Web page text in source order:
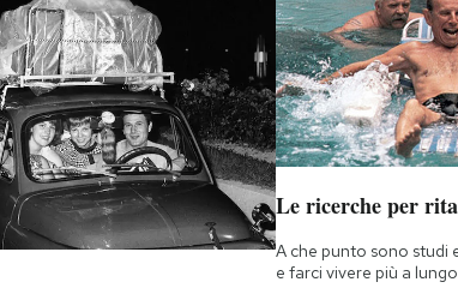
Le ricerche per
A che punto sono studi
e farci vivere più a